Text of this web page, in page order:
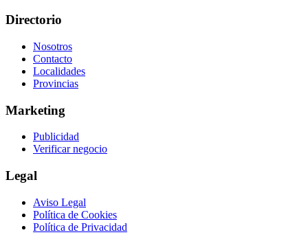
Directorio
Nosotros
Contacto
Localidades
Provincias
Marketing
Publicidad
Verificar negocio
Legal
Aviso Legal
Política de Cookies
Política de Privacidad